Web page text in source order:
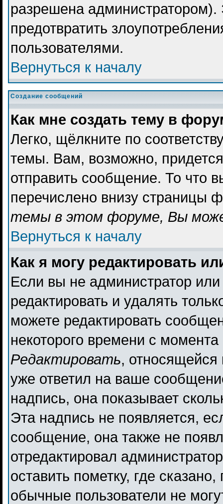
разрешена
предотвратить
пользователями.
Вернуться к началу
Создание сообщений
Как мне создать тему в
Легко, щёлкните по
темы. Вам, возможно,
отправить сообщение. То что
перечислено внизу страницы
темы в этом форуме, Вы
Вернуться к началу
Как я могу редактировать
Если вы не администратор
редактировать и удалять
можете редактировать
некоторого времени с
Редактировать,
уже ответил на ваше
надпись, она показывает
Эта надпись не появляется,
сообщение, она также не
отредактировал
оставить пометку, где
обычные пользователи не